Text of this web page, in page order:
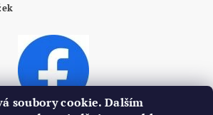
soubory cookie. Dalším